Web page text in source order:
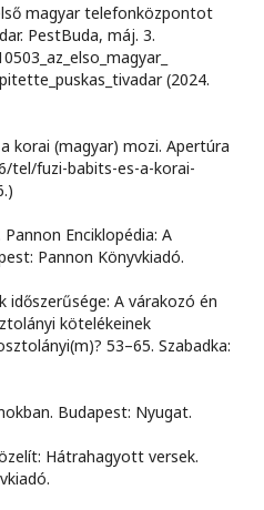
magyar telefonközpontot
PestBuda, máj. 3.
(2024.
korai (magyar) mozi. Apertúra
tel/fuzi-babits-es-a-korai-
Enciklopédia: A
Pannon Könyvkiadó.
időszerűsége: A várakozó én
kötelékeinek
53–65. Szabadka:
Budapest: Nyugat.
Hátrahagyott versek.